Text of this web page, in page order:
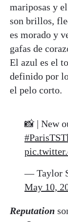
mariposas y
son brillos,
es morado y
gafas de
El azul es el
definido por
el pelo corto.
📸 | New
— Taylor
May 10,
Reputation